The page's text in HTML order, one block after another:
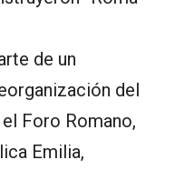
de un
del
Foro Romano,
Emilia,